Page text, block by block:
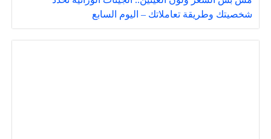
شخصيتك وطريقة تعاملاتك – اليوم السابع